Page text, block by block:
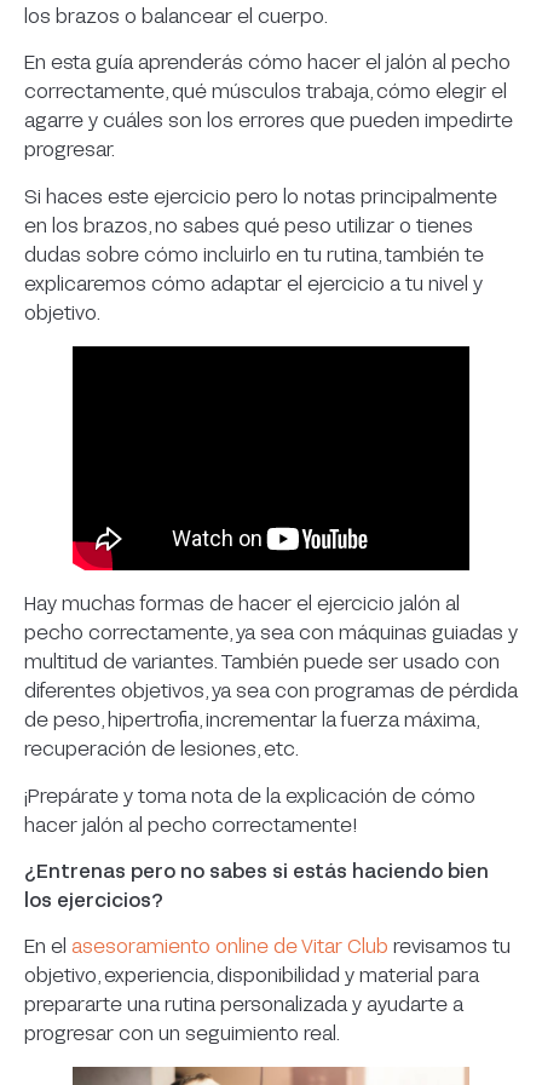
los brazos o balancear el cuerpo.
En esta guía aprenderás cómo hacer el jalón al pecho
correctamente, qué músculos trabaja, cómo elegir el
agarre y cuáles son los errores que pueden impedirte
progresar.
Si haces este ejercicio pero lo notas principalmente
en los brazos, no sabes qué peso utilizar o tienes
dudas sobre cómo incluirlo en tu rutina, también te
explicaremos cómo adaptar el ejercicio a tu nivel y
objetivo.
Hay muchas formas de hacer el ejercicio jalón al
pecho correctamente, ya sea con máquinas guiadas y
multitud de variantes. También puede ser usado con
diferentes objetivos, ya sea con programas de pérdida
de peso, hipertrofia, incrementar la fuerza máxima,
recuperación de lesiones, etc.
¡Prepárate y toma nota de la explicación de cómo
hacer jalón al pecho correctamente!
¿Entrenas pero no sabes si estás haciendo bien
los ejercicios?
En el asesoramiento online de Vitar Club revisamos tu
objetivo, experiencia, disponibilidad y material para
prepararte una rutina personalizada y ayudarte a
progresar con un seguimiento real.